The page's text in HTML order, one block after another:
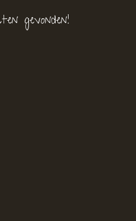
gevonden!